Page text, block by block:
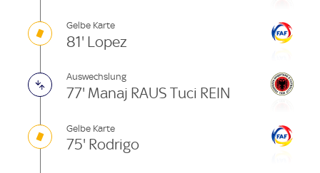
Gelbe Karte
81' Lopez
Auswechslung
77' Manaj RAUS Tuci REIN
Gelbe Karte
75' Rodrigo